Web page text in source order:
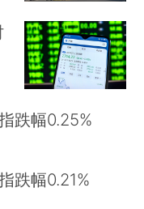
跌幅0.25%
跌幅0.21%